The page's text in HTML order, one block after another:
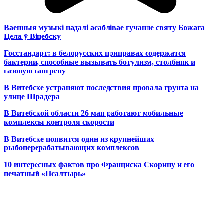
Ваенныя музыкі надалі асаблівае гучанне святу Божага
Цела ў Віцебску
Госстандарт: в белорусских приправах содержатся
бактерии, способные вызывать ботулизм, столбняк и
газовую гангрену
В Витебске устраняют последствия провала грунта на
улице Шрадера
В Витебской области 26 мая работают мобильные
комплексы контроля скорости
В Витебске появится один из крупнейших
рыбоперерабатывающих комплексов
10 интересных фактов про Франциска Скорину и его
печатный «Псалтырь»